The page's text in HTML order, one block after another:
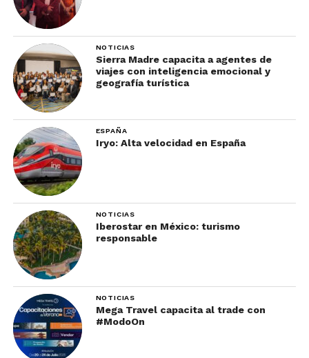
NOTICIAS
Sierra Madre capacita a agentes de
viajes con inteligencia emocional y
geografía turística
ESPAÑA
Iryo: Alta velocidad en España
NOTICIAS
Iberostar en México: turismo
responsable
NOTICIAS
Mega Travel capacita al trade con
#ModoOn